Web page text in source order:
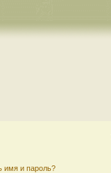
имя и пароль?